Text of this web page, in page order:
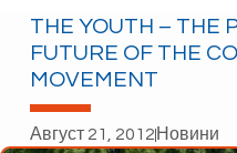
THE YOUTH – THE
FUTURE OF THE
MOVEMENT
Август 21, 2012Новини